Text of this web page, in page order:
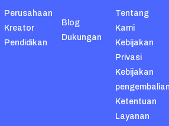
Perusahaan
Kreator
Pendidikan
Blog
Dukungan
Tentang
Kami
Kebijakan
Privasi
Kebijakan
Ketentuan
Layanan